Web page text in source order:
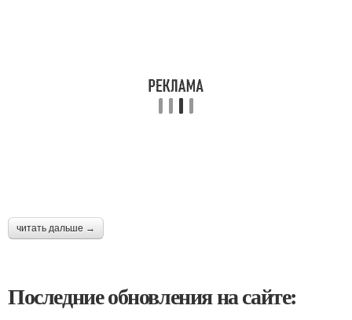
читать дальше →
Последние обновления на сайте: